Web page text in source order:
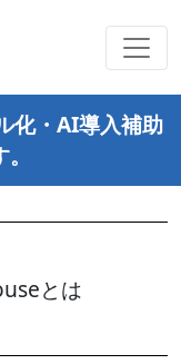
化・AI導入補助
とは